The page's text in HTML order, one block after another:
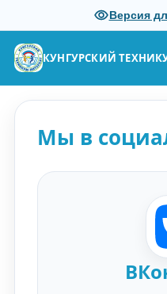
Версия
КУНГУРСКИЙ
Мы в